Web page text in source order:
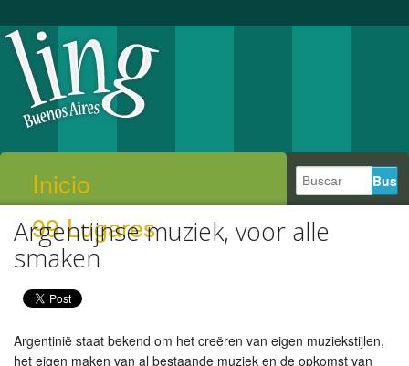
Inicio
99 Lugares
Argentijnse muziek, voor alle
smaken
Argentinië staat bekend om het creëren van eigen muziekstijlen,
het eigen maken van al bestaande muziek en de opkomst van